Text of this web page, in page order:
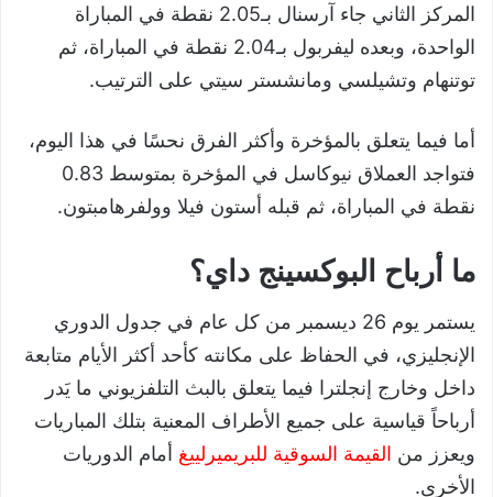
المركز الثاني جاء آرسنال بـ2.05 نقطة في المباراة
الواحدة، وبعده ليفربول بـ2.04 نقطة في المباراة، ثم
توتنهام وتشيلسي ومانشستر سيتي على الترتيب.
أما فيما يتعلق بالمؤخرة وأكثر الفرق نحسًا في هذا اليوم،
فتواجد العملاق نيوكاسل في المؤخرة بمتوسط 0.83
نقطة في المباراة، ثم قبله أستون فيلا وولفرهامبتون.
ما أرباح البوكسينج داي؟
يستمر يوم 26 ديسمبر من كل عام في جدول الدوري
الإنجليزي، في الحفاظ على مكانته كأحد أكثر الأيام متابعة
داخل وخارج إنجلترا فيما يتعلق بالبث التلفزيوني ما يَدر
أرباحاً قياسية على جميع الأطراف المعنية بتلك المباريات
ويعزز من القيمة السوقية للبريميرلييغ أمام الدوريات
الأخرى.